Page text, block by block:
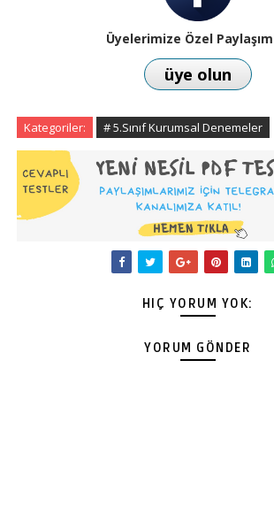
Üyelerimize Özel
üye olun
Kategoriler: # 5.Sınıf Kurumsal Denemeler
HIÇ YORUM YOK:
YORUM GÖNDER